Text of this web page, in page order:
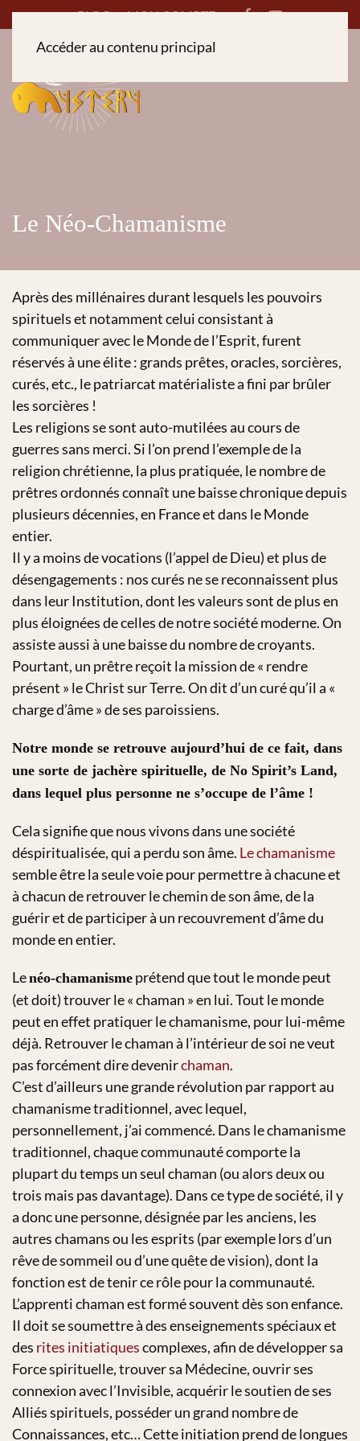
Accéder au contenu principal
BLOG MON COMPTE
Le Néo-Chamanisme
Après des millénaires durant lesquels les pouvoirs
spirituels et notamment celui consistant à
communiquer avec le Monde de l’Esprit, furent
réservés à une élite : grands prêtes, oracles, sorcières,
curés, etc., le patriarcat matérialiste a fini par brûler
les sorcières !
Les religions se sont auto-mutilées au cours de
guerres sans merci. Si l’on prend l’exemple de la
religion chrétienne, la plus pratiquée, le nombre de
prêtres ordonnés connaît une baisse chronique depuis
plusieurs décennies, en France et dans le Monde
entier.
Il y a moins de vocations (l’appel de Dieu) et plus de
désengagements : nos curés ne se reconnaissent plus
dans leur Institution, dont les valeurs sont de plus en
plus éloignées de celles de notre société moderne. On
assiste aussi à une baisse du nombre de croyants.
Pourtant, un prêtre reçoit la mission de « rendre
présent » le Christ sur Terre. On dit d’un curé qu’il a «
charge d’âme » de ses paroissiens.
Notre monde se retrouve aujourd’hui de ce fait, dans
une sorte de jachère spirituelle, de No Spirit’s Land,
dans lequel plus personne ne s’occupe de l’âme !
Cela signifie que nous vivons dans une société
déspiritualisée, qui a perdu son âme. Le chamanisme
semble être la seule voie pour permettre à chacune et
à chacun de retrouver le chemin de son âme, de la
guérir et de participer à un recouvrement d’âme du
monde en entier.
Lenéo-chamanisme prétend que tout le monde peut
(et doit) trouver le « chaman » en lui. Tout le monde
peut en effet pratiquer le chamanisme, pour lui-même
déjà. Retrouver le chaman à l’intérieur de soi ne veut
pas forcément dire devenirchaman.
C’est d’ailleurs une grande révolution par rapport au
chamanisme traditionnel, avec lequel,
personnellement, j’ai commencé. Dans le chamanisme
traditionnel, chaque communauté comporte la
plupart du temps un seul chaman (ou alors deux ou
trois mais pas davantage). Dans ce type de société, il y
a donc une personne, désignée par les anciens, les
autres chamans ou les esprits (par exemple lors d’un
rêve de sommeil ou d’une quête de vision), dont la
fonction est de tenir ce rôle pour la communauté.
L’apprenti chaman est formé souvent dès son enfance.
Il doit se soumettre à des enseignements spéciaux et
des rites initiatiquescomplexes, afin de développer sa
Force spirituelle, trouver sa Médecine, ouvrir ses
connexion avec l’Invisible, acquérir le soutien de ses
Alliés spirituels, posséder un grand nombre de
Connaissances, etc… Cette initiation prend de longues